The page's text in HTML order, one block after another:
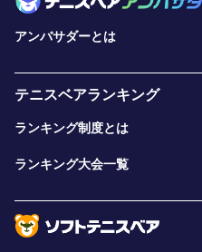
アンバサダーとは
テニスベアランキング
ランキング制度とは
ランキング大会一覧